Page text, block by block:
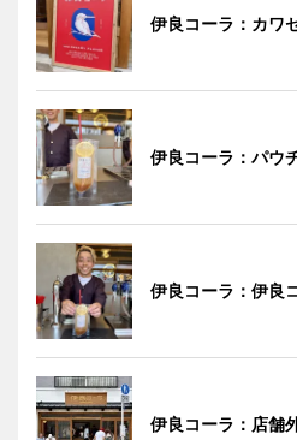
伊良コーラ：カワ
伊良コーラ：パウ
伊良コーラ：伊良
伊良コーラ：店舗